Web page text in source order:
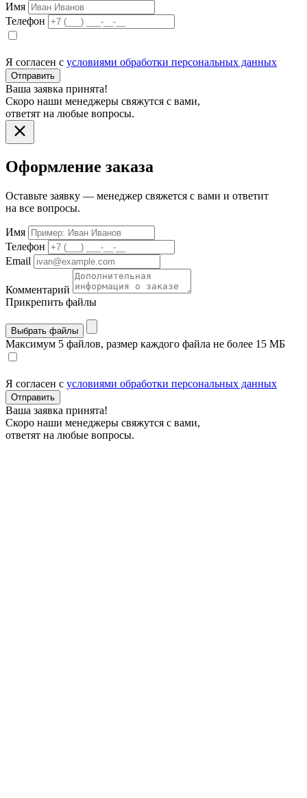
Имя
Телефон
Я согласен с условиями обработки персональных данных
Отправить
Ваша заявка принята!
Скоро наши менеджеры свяжутся с вами,
ответят на любые вопросы.
Оформление заказа
Оставьте заявку — менеджер свяжется с вами и ответит
на все вопросы.
Имя
Телефон
Email
Комментарий
Прикрепить файлы
Выбрать файлы
Максимум 5 файлов, размер каждого файла не более 15 МБ
Я согласен с условиями обработки персональных данных
Отправить
Ваша заявка принята!
Скоро наши менеджеры свяжутся с вами,
ответят на любые вопросы.